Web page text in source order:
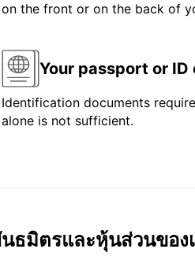
on the front or on the back of
Your passport or ID
Identification documents
alone is not sufficient.
ธมิตรและหุ้นส่วนของ